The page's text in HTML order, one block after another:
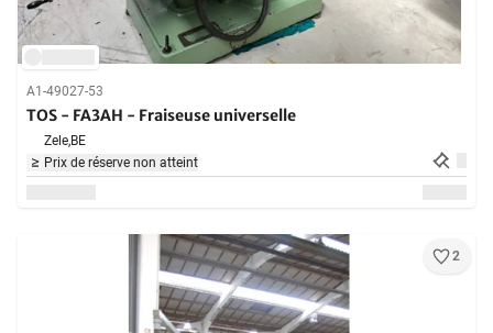
A1-49027-53
TOS - FA3AH - Fraiseuse universelle
Zele,BE
Prix de réserve non atteint
2